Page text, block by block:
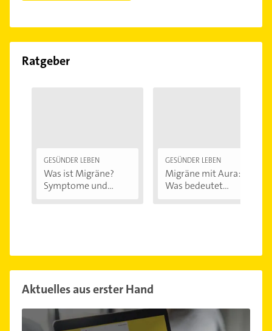
Ratgeber
GESÜNDER LEBEN
Was ist Migräne?
Symptome und...
GESÜNDER LEBEN
Migräne mit Aura:
Was bedeutet...
Aktuelles aus erster Hand